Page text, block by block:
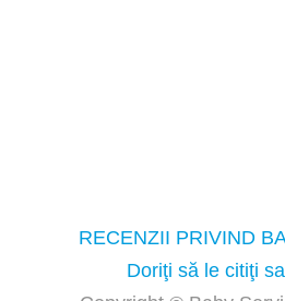
RECENZII PRIVIND
Doriţi să le citiţi